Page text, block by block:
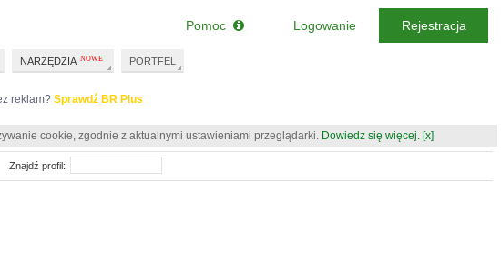
reklam? Sprawdź BR Plus
cookie, zgodnie z aktualnymi ustawieniami przeglądarki. Dowiedz się więcej. [x]
Znajdź profil:
NARZĘDZIA PORTFEL
Pomoc Logowanie Rejestracja